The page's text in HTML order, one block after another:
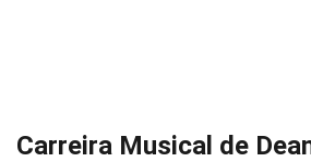
Carreira Musical de